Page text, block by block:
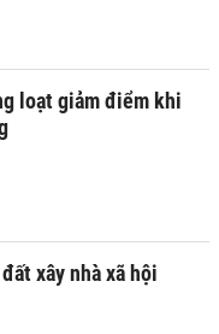
loạt giảm điểm khi
xây nhà xã hội